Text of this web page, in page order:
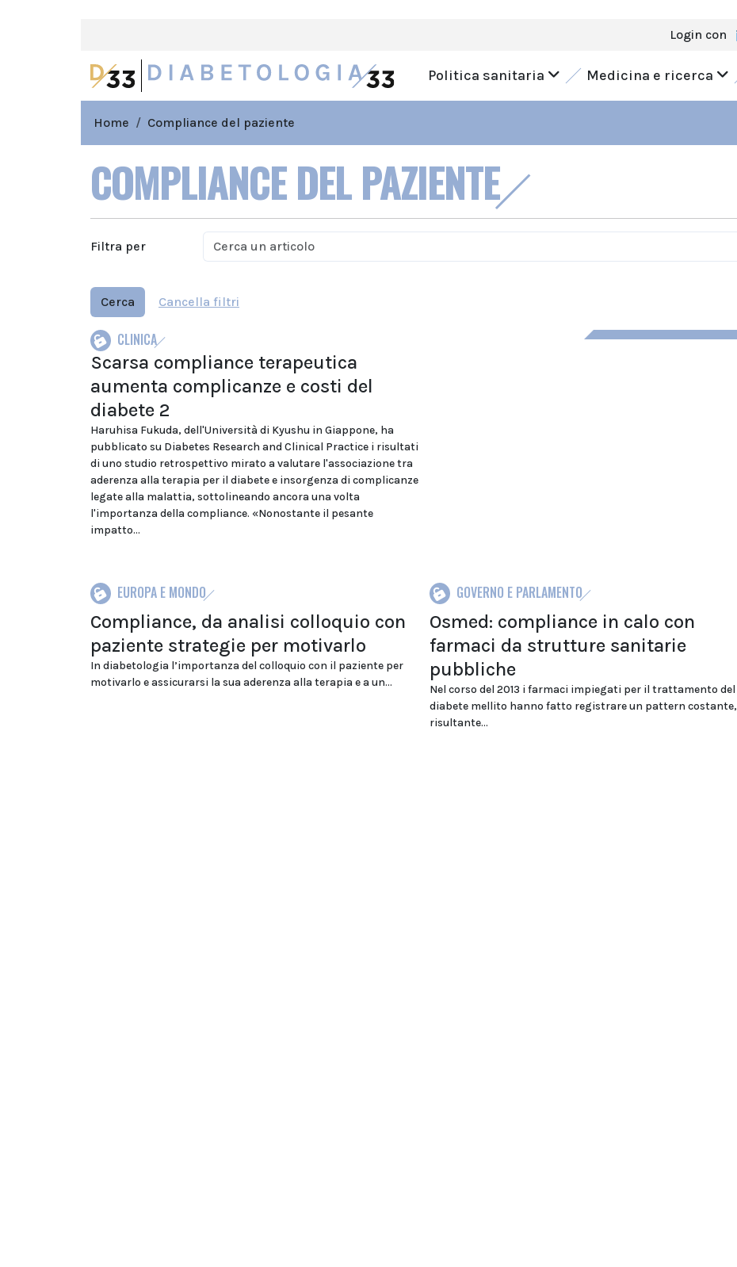
Login con
Politica sanitaria Medicina e ricerca
Home Compliance del paziente
COMPLIANCE DEL PAZIENTE
Filtra per
Cerca Cancella filtri
CLINICA
Scarsa compliance terapeutica
aumenta complicanze e costi del
diabete 2
Haruhisa Fukuda, dell'Università di Kyushu in Giappone, ha
pubblicato su Diabetes Research and Clinical Practice i risultati
di uno studio retrospettivo mirato a valutare l'associazione tra
aderenza alla terapia per il diabete e insorgenza di complicanze
legate alla malattia, sottolineando ancora una volta
l'importanza della compliance. «Nonostante il pesante
impatto...
EUROPA E MONDO
Compliance, da analisi colloquio con
paziente strategie per motivarlo
In diabetologia l’importanza del colloquio con il paziente per
motivarlo e assicurarsi la sua aderenza alla terapia e a un...
GOVERNO E PARLAMENTO
Osmed: compliance in calo con
farmaci da strutture sanitarie
pubbliche
Nel corso del 2013 i farmaci impiegati per il trattamento del
diabete mellito hanno fatto registrare un pattern costante,
risultante...